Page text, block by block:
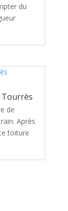
du
Tourrès
de
Après
toiture